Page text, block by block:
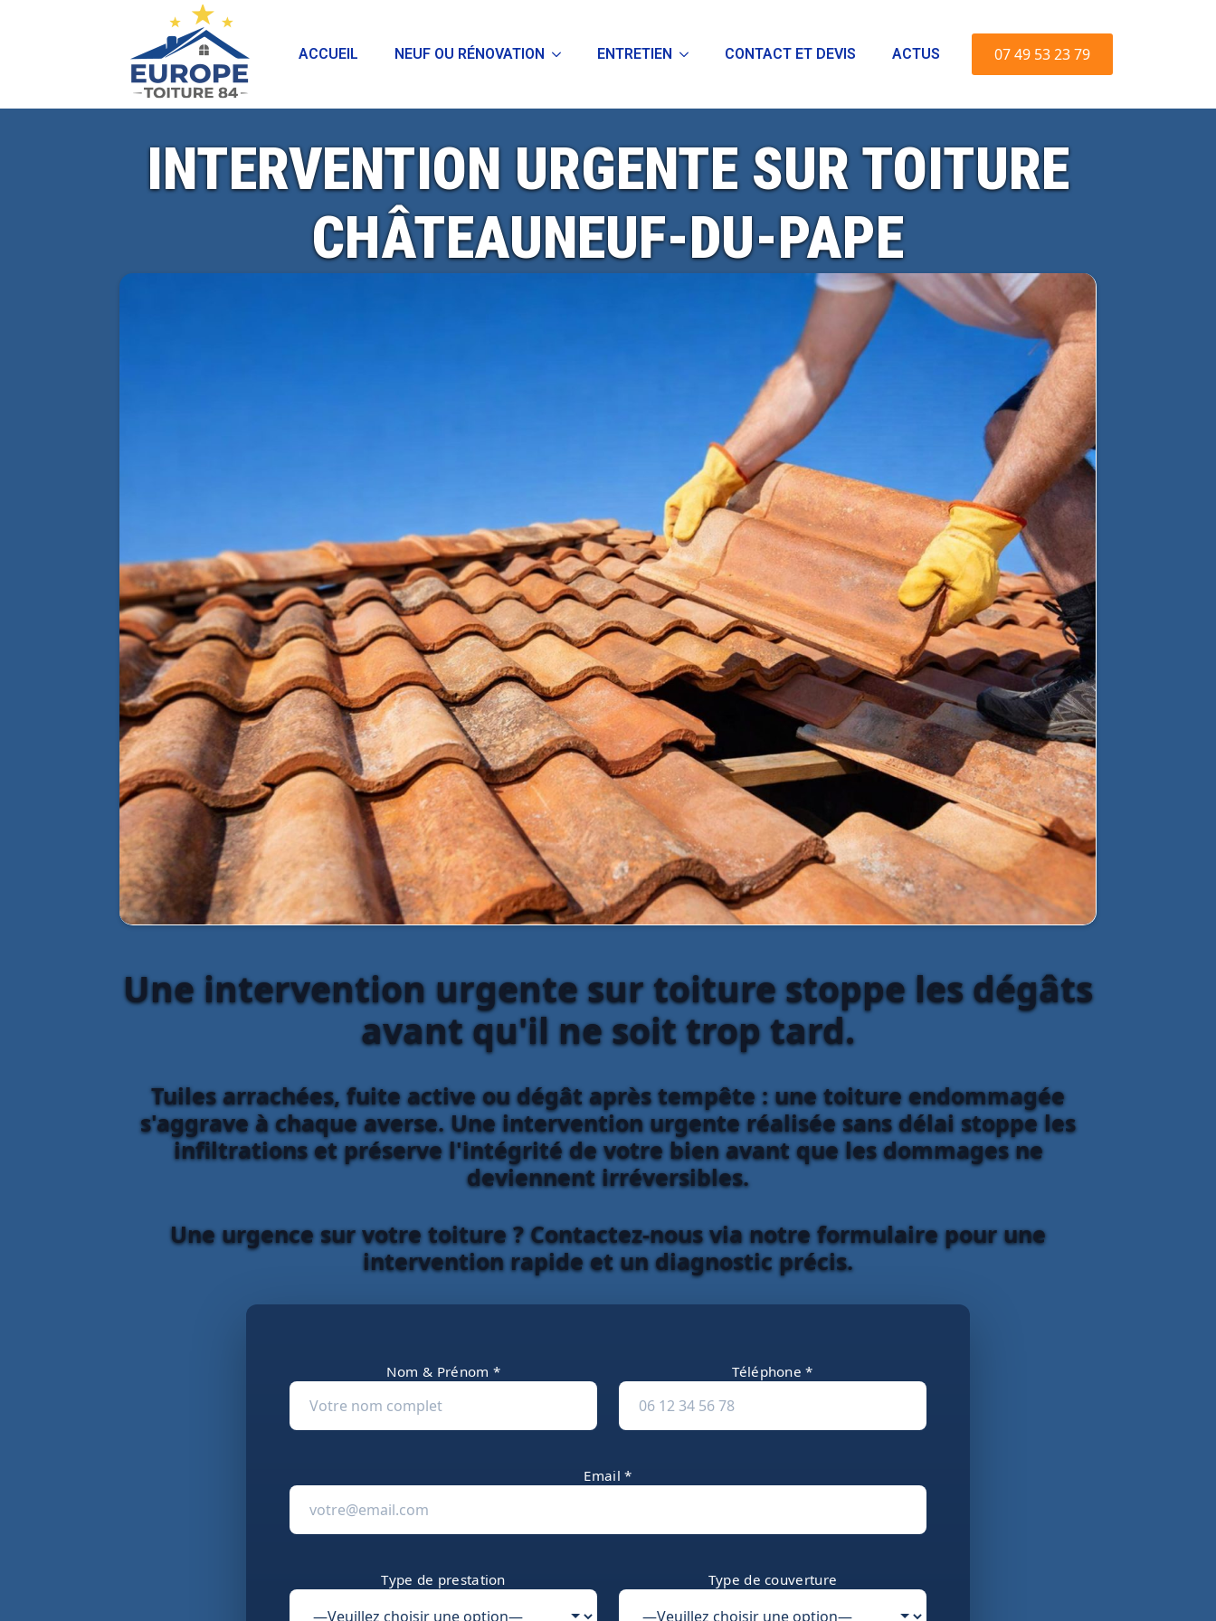
ACCUEIL NEUF OU RÉNOVATION ENTRETIEN CONTACT ET DEVIS ACTUS 07 49 53 23 79
INTERVENTION URGENTE SUR TOITURE
CHÂTEAUNEUF-DU-PAPE
Une intervention urgente sur toiture stoppe les dégâts
avant qu'il ne soit trop tard.
Tuiles arrachées, fuite active ou dégât après tempête : une toiture endommagée
s'aggrave à chaque averse. Une intervention urgente réalisée sans délai stoppe les
infiltrations et préserve l'intégrité de votre bien avant que les dommages ne
deviennent irréversibles.
Une urgence sur votre toiture ? Contactez-nous via notre formulaire pour une
intervention rapide et un diagnostic précis.
Nom & Prénom * Téléphone *
Email *
Type de prestation Type de couverture